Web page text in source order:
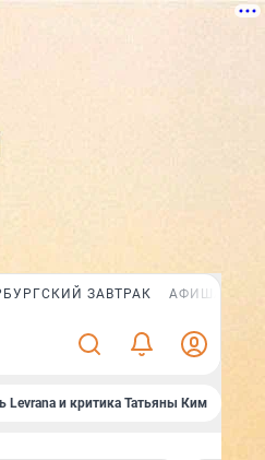
ЗАВТРАК АФИША PLUS
Levrana и критика Татьяны Ким